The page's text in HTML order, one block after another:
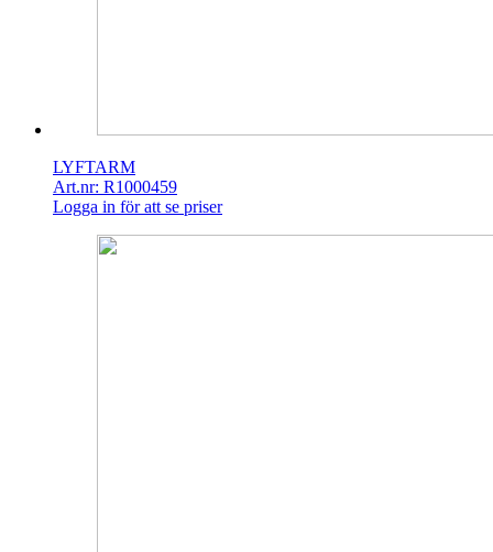
LYFTARM
Art.nr: R1000459
Logga in för att se priser